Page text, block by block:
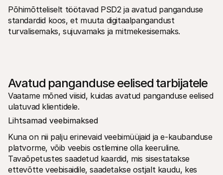
Põhimõtteliselt töötavad PSD2 ja avatud panganduse
standardid koos, et muuta digitaalpangandust
turvalisemaks, sujuvamaks ja mitmekesisemaks.
Avatud panganduse eelised tarbijatele
Vaatame mõned viisid, kuidas avatud panganduse eelised
ulatuvad klientidele.
Lihtsamad veebimaksed
Kuna on nii palju erinevaid veebimüüjaid ja e-kaubanduse
platvorme, võib veebis ostlemine olla keeruline.
Tavaõpetustes saadetud kaardid, mis sisestatakse
ettevõtte veebisaidile, saadetakse ostjalt kaudu, kes